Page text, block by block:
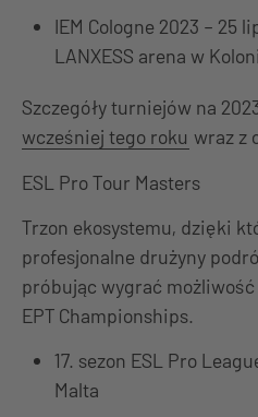
IEM Cologne 2023 – 25
LANXESS arena w
Szczegóły turniejów na
wcześniej tego roku wraz z
ESL Pro Tour Masters
Trzon ekosystemu, dzięki
profesjonalne drużyny
próbując wygrać
EPT Championships.
17. sezon ESL Pro
Malta